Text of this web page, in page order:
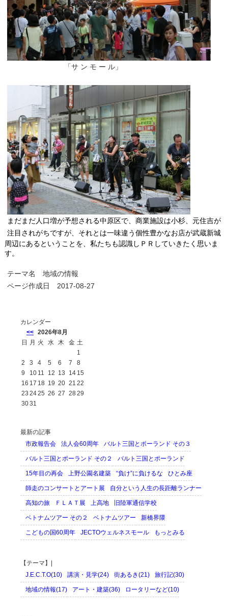
「サ ン モ ー ル」
まだまだ人口増が予想される中原区で、商業施設は小杉、元住吉が
注目されがちですが、それとは一味違う個性豊かなお店が武蔵新城
周辺にあるということを、私たちも認識しＰＲしていきたく思いま
す。
テーマ名 地域の情報
ページ作成日 2017-08-27
カレンダー
<<
2026年8月
日
月 火 水 木 金 土
1
2
3 4 5 6 7
8
9
10 11 12 13 14 15
16 17 18 19 20 21 22
23 2425 26 27 2829
3031
最新の記事
市政報告会
法人会60周年 バルト三国とポーランド その３
バルト三国とポーランド その２ バルト三国とポーランド
15年目の再会 上野公園名建築 “負け”に負けるな ひとみ座
師走のコンサートとアート展 自分という人生の長距離ランナー
高知の旅 ＦＬＡＴ展 上高地 旧陸軍通信学校
ベトナムツアー その２ ベトナムツアー 新橋界隈
こどもの国60周年 JECTOウェルネスモール もっとみる
【テーマ】|
J.E.C.T.O(10)
講演・見学(24) 街あるき(21) 旅行記(30)
地域の情報(17) アート・建築(36) ロータリーなど(10)